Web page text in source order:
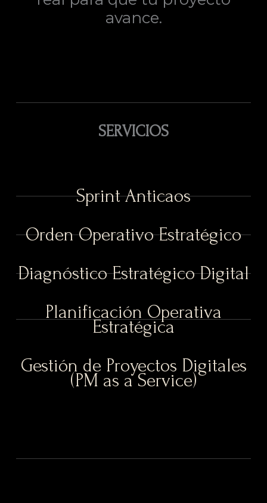
avance.
SERVICIOS
Sprint Anticaos
Orden Operativo Estratégico
Diagnóstico Estratégico Digital
Planificación Operativa
Estratégica
Gestión de Proyectos Digitales
(PM as a Service)